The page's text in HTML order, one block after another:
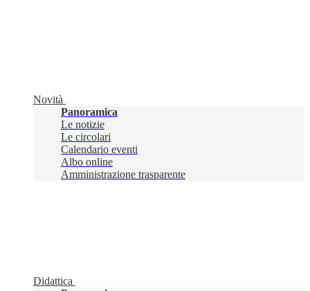
Novità
Panoramica
Le notizie
Le circolari
Calendario eventi
Albo online
Amministrazione trasparente
Didattica